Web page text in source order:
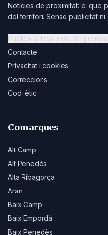
Notícies de proximitat: el que
del territori. Sense publicitat ni
Publica la teva nota de premsa
Contacte
Privacitat i cookies
Correccions
Codi ètic
Comarques
Alt Camp
Alt Penedès
Alta Ribagorça
Aran
Baix Camp
Baix Empordà
Baix Penedès